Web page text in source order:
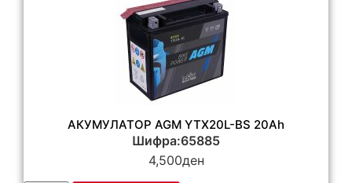
АКУМУЛАТОР AGM YTX20L-BS 20Ah
Шифра:65885
4,500ден